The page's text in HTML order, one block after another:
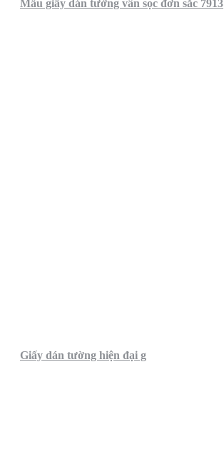
Mẫu giấy dán tường vân sọc đơn sắc 7913
Giấy dán tường hiện đại g